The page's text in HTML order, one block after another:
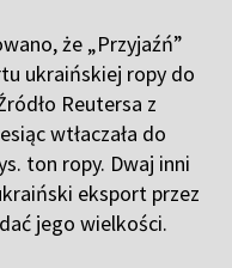
że „Przyjaźń”
ukraińskiej ropy do
Reutersa z
wtłaczała do
ton ropy. Dwaj inni
eksport przez
jego wielkości.